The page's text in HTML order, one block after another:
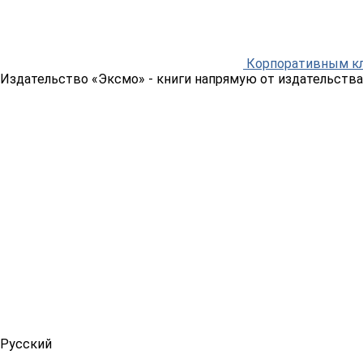
Корпоративным
Издательство «Эксмо» - книги напрямую от издательства
Русский